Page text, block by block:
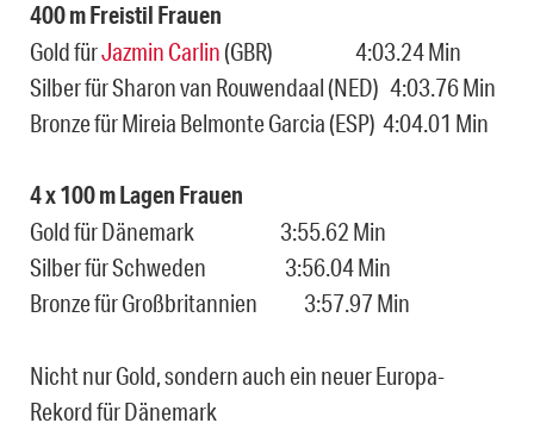
400 m Freistil Frauen
Gold fürJazmin Carlin(GBR) 4:03.24 Min
Silber für Sharon van Rouwendaal (NED) 4:03.76 Min
Bronze für Mireia Belmonte Garcia (ESP) 4:04.01 Min
4 x 100 m Lagen Frauen
Gold für Dänemark 3:55.62 Min
Silber für Schweden 3:56.04 Min
Bronze für Großbritannien 3:57.97 Min
Nicht nur Gold, sondern auch ein neuer Europa-
Rekord für Dänemark